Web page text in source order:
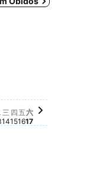
三
14
四
15
星期五, 十月 16
Não há preço
五
16
六
17